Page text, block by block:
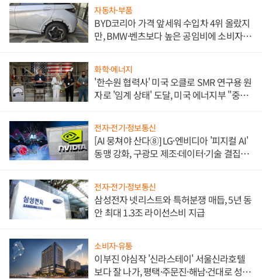
자동차·부품
BYD코리아 가격 앞세워 수입차 4위 올랐지
만, BMW·벤츠보다 높은 공임비에 소비자
화학·에너지
'한수원 협력사' 미국 오클로 SMR 연구용 원
자로 '임계 상태' 도달, 미국 에너지부 "중요
전자·전기·정보통신
[AI 뭉쳐야 산다⑧] LG·엔비디아 '피지컬 AI'
동맹 강화, 구광모 제조·데이터·기술 결집
전자·전기·정보통신
삼성전자 넷리스트와 특허분쟁 매듭, 5년 동
안 최대 1.3조 라이선스비 지급
소비자·유통
이부진 야심작 '신라스테이' 서울신라호텔
보다 잘 나가, 평택·주문진·해남·건대로 성